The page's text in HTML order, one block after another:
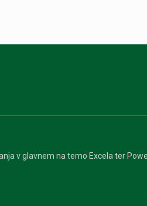
v glavnem na temo Excela ter Power